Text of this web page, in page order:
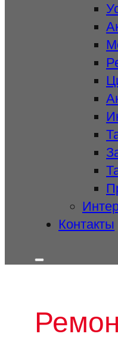
Контакты